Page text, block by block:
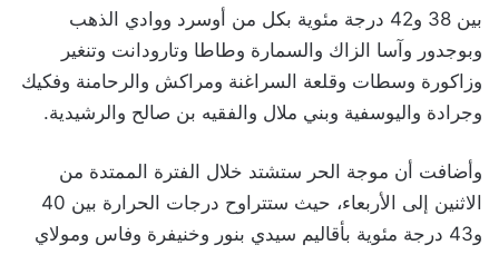
بين 38 و42 درجة مئوية بكل من أوسرد ووادي الذهب
وبوجدور وآسا الزاك والسمارة وطاطا وتارودانت وتنغير
وزاكورة وسطات وقلعة السراغنة ومراكش والرحامنة وفكيك
وجرادة واليوسفية وبني ملال والفقيه بن صالح والرشيدية.
وأضافت أن موجة الحر ستشتد خلال الفترة الممتدة من
الاثنين إلى الأربعاء، حيث ستتراوح درجات الحرارة بين 40
و43 درجة مئوية بأقاليم سيدي بنور وخنيفرة وفاس ومولاي